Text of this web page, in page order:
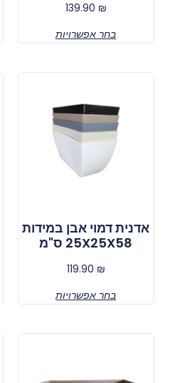
139.90 ₪
בחר אפשרויות
אדנית דמוי אבן במידות
25X25X58 ס"מ
119.90 ₪
בחר אפשרויות